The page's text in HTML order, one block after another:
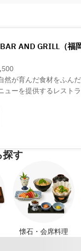
AND GRILL（福
然が育んだ食材をふん
ューを提供するレスト
料理は、日常をワンラ
ひとときをお過ごしくだ
探す
懐石・会席料理